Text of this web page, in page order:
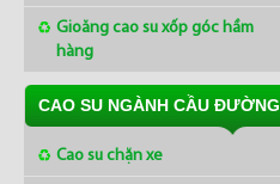
Gioăng cao su xốp góc hầm
hàng
CAO SU NGÀNH CẦU ĐƯỜNG
Cao su chặn xe